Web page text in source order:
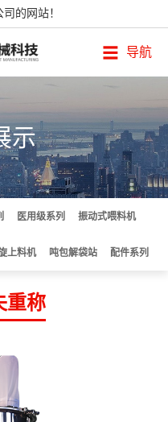
的网站！
导航
示
医用级系列 振动式喂料机
上料机 吨包解袋站 配件系列
重称